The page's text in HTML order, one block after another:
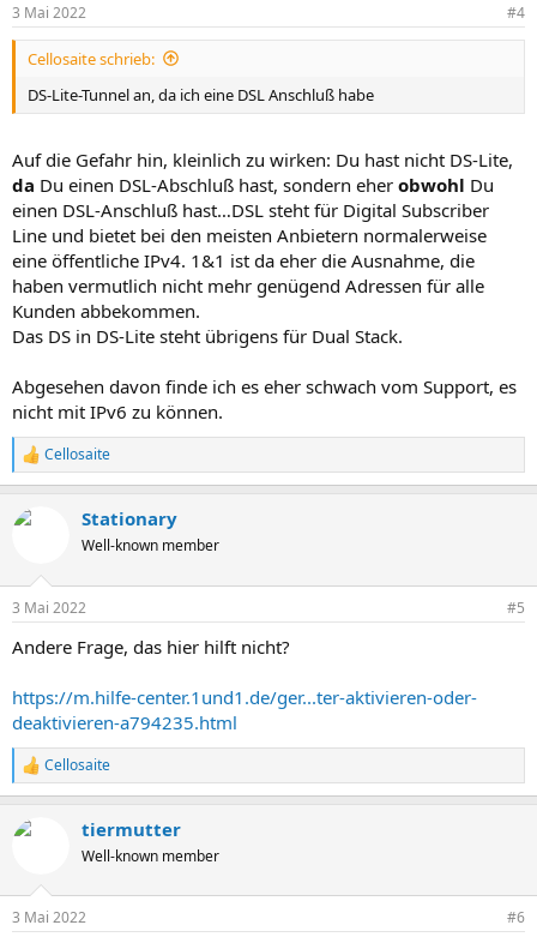
e
n
3 Mai 2022 #4
Cellosaite schrieb:
DS-Lite-Tunnel an, da ich eine DSL Anschluß habe
Auf die Gefahr hin, kleinlich zu wirken: Du hast nicht DS-Lite,
da Du einen DSL-Abschluß hast, sondern eher obwohl Du
einen DSL-Anschluß hast…DSL steht für Digital Subscriber
Line und bietet bei den meisten Anbietern normalerweise
eine öffentliche IPv4. 1&1 ist da eher die Ausnahme, die
haben vermutlich nicht mehr genügend Adressen für alle
Kunden abbekommen.
Das DS in DS-Lite steht übrigens für Dual Stack.
Abgesehen davon finde ich es eher schwach vom Support, es
nicht mit IPv6 zu können.
R
e
k
e
:
Cellosaite
Stationary
Well-known member
3 Mai 2022 #5
Andere Frage, das hier hilft nicht?
https://m.hilfe-center.1und1.de/ger...ter-aktivieren-oder-
deaktivieren-a794235.html
R
e
k
e
Cellosaite
tiermutter
Well-known member
3 Mai 2022 #6